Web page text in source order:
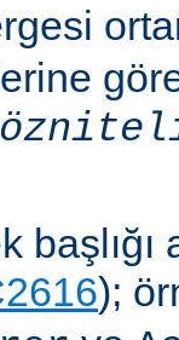
);